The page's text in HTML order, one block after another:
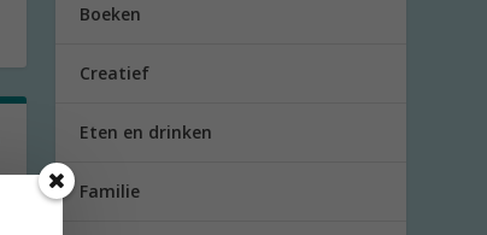
Boeken
Creatief
Eten en drinken
Familie